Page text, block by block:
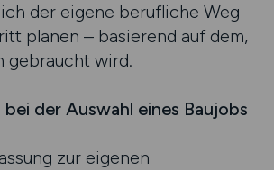
der eigene berufliche Weg
planen – basierend auf dem,
gebraucht wird.
bei der Auswahl eines Baujobs
zur eigenen